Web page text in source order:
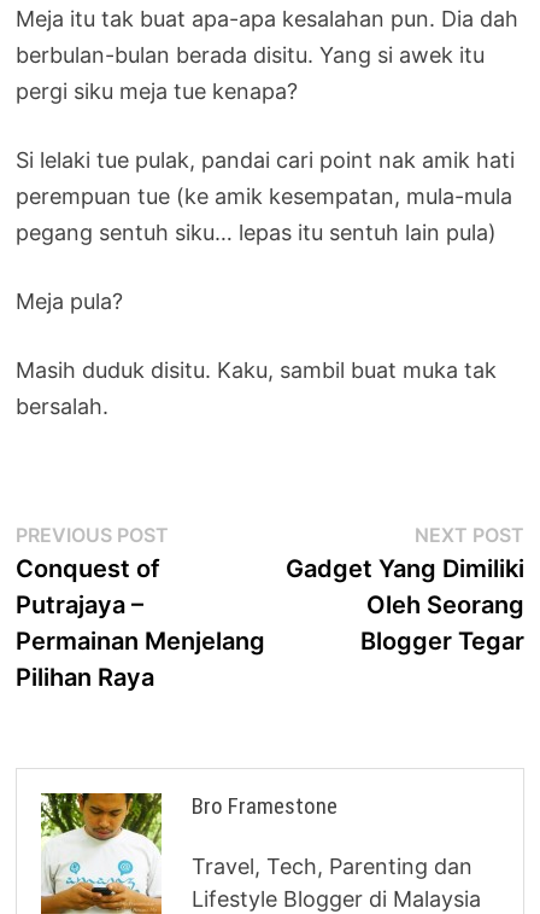
Meja itu tak buat apa-apa kesalahan pun. Dia dah
berbulan-bulan berada disitu. Yang si awek itu
pergi siku meja tue kenapa?
Si lelaki tue pulak, pandai cari point nak amik hati
perempuan tue (ke amik kesempatan, mula-mula
pegang sentuh siku… lepas itu sentuh lain pula)
Meja pula?
Masih duduk disitu. Kaku, sambil buat muka tak
bersalah.
Post
navigation
PREVIOUS POST
Conquest of
Putrajaya –
Permainan Menjelang
Pilihan Raya
NEXT POST
Gadget Yang Dimiliki
Oleh Seorang
Blogger Tegar
Bro Framestone
Travel, Tech, Parenting dan
Lifestyle Blogger di Malaysia